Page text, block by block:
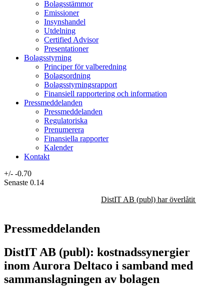
Bolagsstämmor
Emissioner
Insynshandel
Utdelning
Certified Advisor
Presentationer
Bolagsstyrning
Principer för valberedning
Bolagsordning
Bolagsstyrningsrapport
Finansiell rapportering och information
Pressmeddelanden
Pressmeddelanden
Regulatoriska
Prenumerera
Finansiella rapporter
Kalender
Kontakt
+/- -0.70
Senaste 0.14
DistIT AB (publ) har överlåtit
Pressmeddelanden
DistIT AB (publ): kostnadssynergier
inom Aurora Deltaco i samband med
sammanslagningen av bolagen